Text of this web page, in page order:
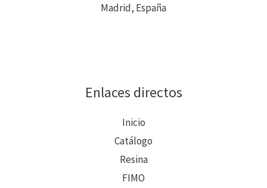
Madrid, España
Enlaces directos
Inicio
Catálogo
Resina
FIMO